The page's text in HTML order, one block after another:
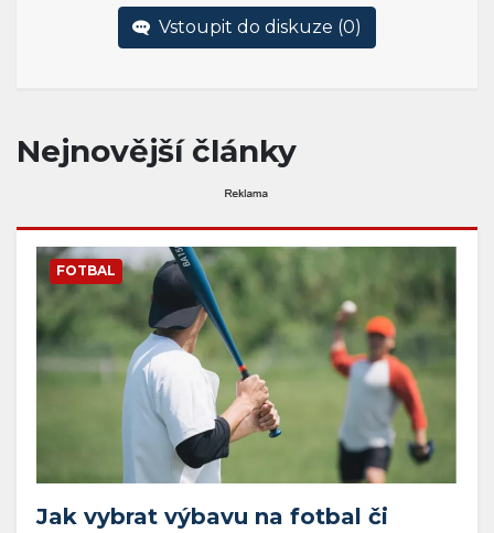
Vstoupit do diskuze (0)
Nejnovější články
FOTBAL
Jak vybrat výbavu na fotbal či